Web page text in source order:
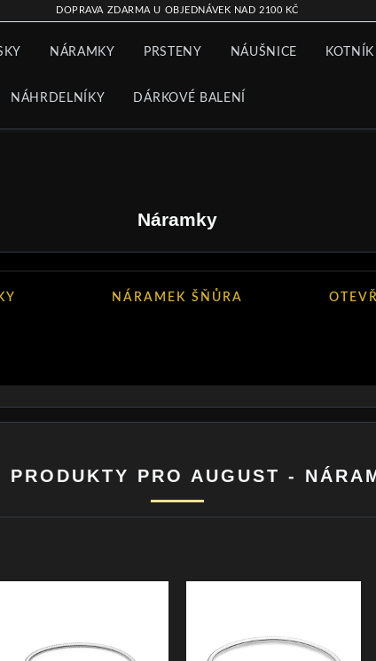
DOPRAVA ZDARMA U OBJEDNÁVEK NAD 2100 KČ
NÁRAMKY PRSTENY NÁUŠNICE
NÁHRDELNÍKY DÁRKOVÉ BALENÍ
Náramky
NÁRAMEK ŠŇŮRA
PRODUKTY PRO AUGUST -